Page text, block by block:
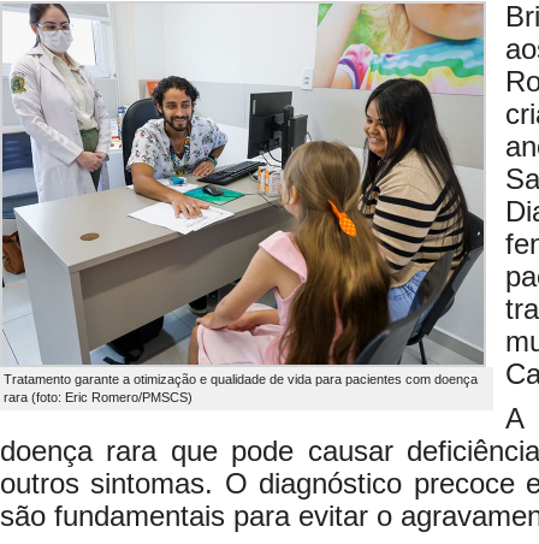
Tratamento garante a otimização e qualidade de vida para pacientes com doença
rara (foto: Eric Romero/PMSCS)
A
doença rara que pode causar
outros sintomas. O diagnóstico precoce
são fundamentais para evitar o